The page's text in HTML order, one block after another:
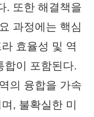
. 또한 해결책을
과정에는 핵심
효율성 및 역
합이 포함된다.
의 융합을 가속
, 불확실한 미